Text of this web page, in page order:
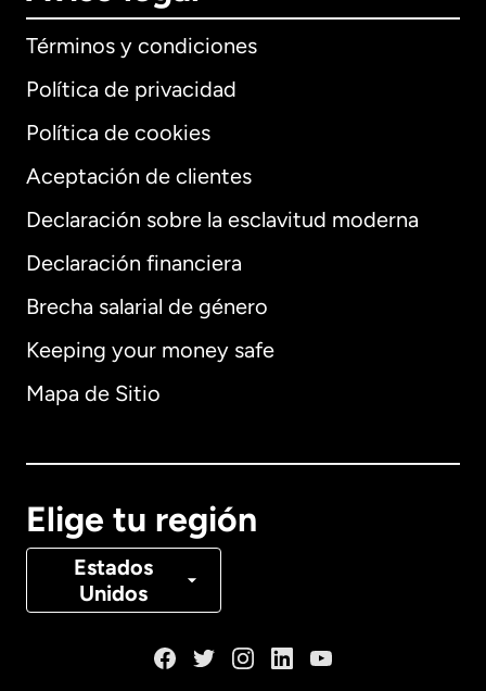
Términos y condiciones
Política de privacidad
Política de cookies
Aceptación de clientes
Declaración sobre la esclavitud moderna
Declaración financiera
Brecha salarial de género
Keeping your money safe
Mapa de Sitio
Elige tu región
Estados
Unidos
Internacional English
Alemania
Canadá Français